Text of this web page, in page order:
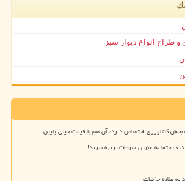
طراح انواع دیوار سبز
حتما به عنوان سوغات، زیره ببرید!